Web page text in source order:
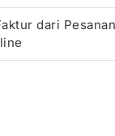
dari